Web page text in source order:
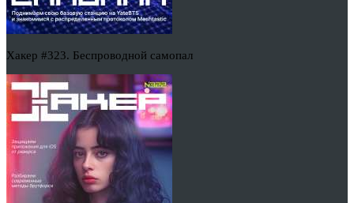
Хакер #323. Беспроводной самопал